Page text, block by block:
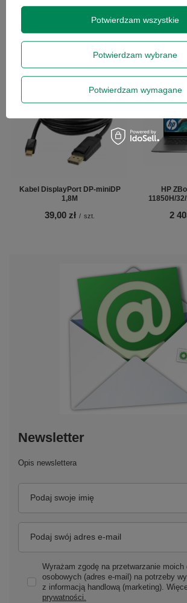
99,00 zł / szt.
Dysk SSD
Kabel DisplayPort DP-miniDP
1,8M
39,00 zł / szt.
HP
11850H/
2
Newsletter
Opis newslettera
Podaj swoje imię
Podaj swój adres e-mail
Wyrażam zgodę na przetwarzanie moich
osobowych (adres e-mail) na potrzeby
z informacją handlową (marketing).
prywatności.
Potwierdzam wybrane
Potwierdzam wymagane
Potwierdzam wszystkie